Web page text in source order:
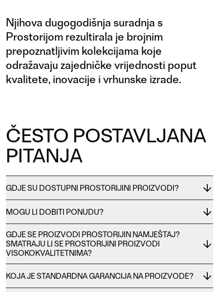
Njihova dugogodišnja suradnja s
Prostorijom rezultirala je brojnim
prepoznatljivim kolekcijama koje
odražavaju zajedničke vrijednosti poput
kvalitete, inovacije i vrhunske izrade.
ČESTO POSTAVLJANA
PITANJA
GDJE SU DOSTUPNI PROSTORIJINI PROIZVODI?
MOGU LI DOBITI PONUDU?
GDJE SE PROIZVODI PROSTORIJIN NAMJEŠTAJ?
SMATRAJU LI SE PROSTORIJINI PROIZVODI
VISOKOKVALITETNIMA?
KOJA JE STANDARDNA GARANCIJA NA PROIZVODE?